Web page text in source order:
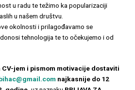
u radu te težimo ka popularizaciji
u našem društvu.
okolnosti i prilagođavamo se
tehnologija te to očekujemo i od
jem i pismom motivacije dostaviti
najkasnije do 12